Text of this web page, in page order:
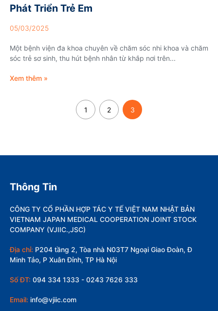
Phát Triển Trẻ Em
05/03/2025
Một bệnh viện đa khoa chuyên về chăm sóc nhi khoa và chăm
sóc trẻ sơ sinh, thu hút bệnh nhân từ khắp nơi trên...
Xem thêm »
1 2 3
Thông Tin
CÔNG TY CỔ PHẦN HỢP TÁC Y TẾ VIỆT NAM NHẬT BẢN
VIETNAM JAPAN MEDICAL COOPERATION JOINT STOCK
COMPANY (VJIIC.,JSC)
Địa chỉ: P204 tầng 2, Tòa nhà N03T7 Ngoại Giao Đoàn, Đ
Minh Tảo, P Xuân Đỉnh, TP Hà Nội
Số ĐT: 094 334 1333 - 0243 7626 333
Email: info@vjiic.com